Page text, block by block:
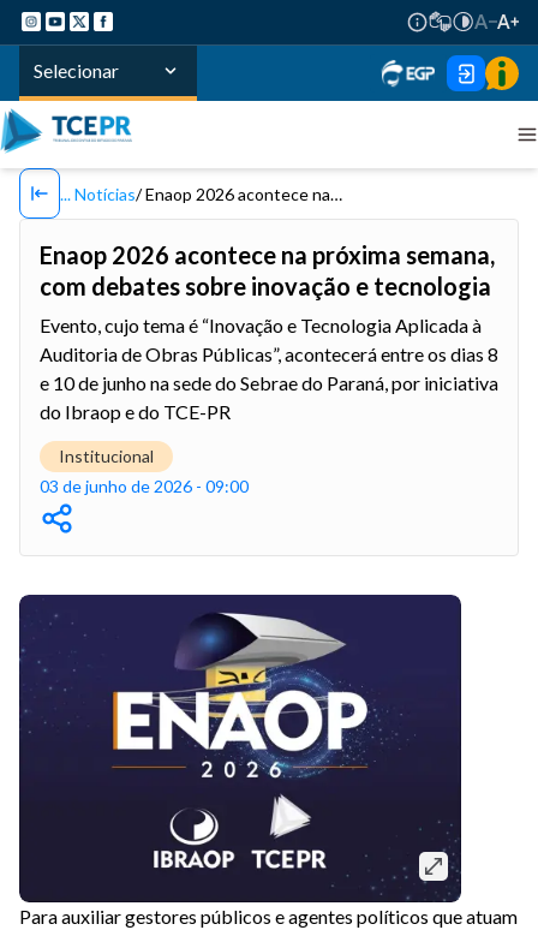
Selecionar
Notícias Enaop 2026 acontece na próxima semana, com debates sobre inovação e tecnologia
Enaop 2026 acontece na próxima semana,
com debates sobre inovação e tecnologia
Evento, cujo tema é “Inovação e Tecnologia Aplicada à
Auditoria de Obras Públicas”, acontecerá entre os dias 8
e 10 de junho na sede do Sebrae do Paraná, por iniciativa
do Ibraop e do TCE-PR
Institucional
03 de junho de 2026 - 09:00
Para auxiliar gestores públicos e agentes políticos que atuam